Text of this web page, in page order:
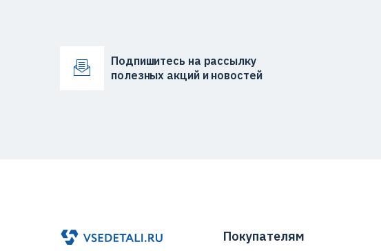
Подпишитесь на рассылку
полезных акций и новостей
Покупателям